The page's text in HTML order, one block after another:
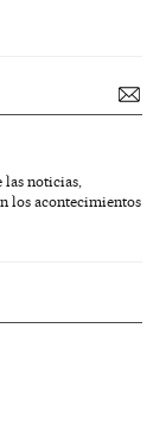
las noticias,
los acontecimientos